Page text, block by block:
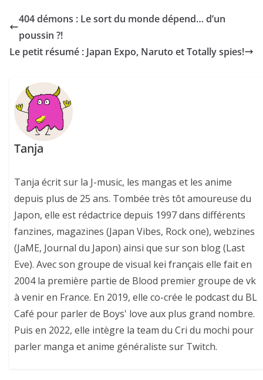
404 démons : Le sort du monde dépend… d’un
poussin ?!
Le petit résumé : Japan Expo, Naruto et Totally spies!
Tanja
Tanja écrit sur la J-music, les mangas et les anime
depuis plus de 25 ans. Tombée très tôt amoureuse du
Japon, elle est rédactrice depuis 1997 dans différents
fanzines, magazines (Japan Vibes, Rock one), webzines
(JaME, Journal du Japon) ainsi que sur son blog (Last
Eve). Avec son groupe de visual kei français elle fait en
2004 la première partie de Blood premier groupe de vk
à venir en France. En 2019, elle co-crée le podcast du BL
Café pour parler de Boys' love aux plus grand nombre.
Puis en 2022, elle intègre la team du Cri du mochi pour
parler manga et anime généraliste sur Twitch.